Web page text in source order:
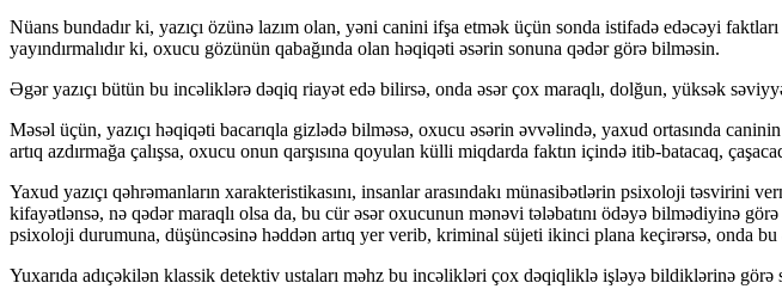
Nüans bundadır ki, yazıçı özünə lazım olan, yəni canini ifşa etmək üçün sonda istifadə edəcəyi
yayındırmalıdır ki, oxucu gözünün qabağında olan həqiqəti əsərin sonuna qədər görə bilməsin.
Əgər yazıçı bütün bu incəliklərə dəqiq riayət edə bilirsə, onda əsər çox maraqlı, dolğun, yüksək
Məsəl üçün, yazıçı həqiqəti bacarıqla gizlədə bilməsə, oxucu əsərin əvvəlində, yaxud ortasında
artıq azdırmağa çalışsa, oxucu onun qarşısına qoyulan külli miqdarda faktın içində itib-batacaq,
Yaxud yazıçı qəhrəmanların xarakteristikasını, insanlar arasındakı münasibətlərin psixoloji təsvirini
kifayətlənsə, nə qədər maraqlı olsa da, bu cür əsər oxucunun mənəvi tələbatını ödəyə bilmədiyinə
psixoloji durumuna, düşüncəsinə həddən artıq yer verib, kriminal süjeti ikinci plana keçirərsə, onda
Yuxarıda adıçəkilən klassik detektiv ustaları məhz bu incəlikləri çox dəqiqliklə işləyə bildiklərinə